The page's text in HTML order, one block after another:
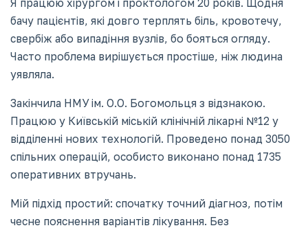
Я працюю хірургом і проктологом 20 років. Щодня
бачу пацієнтів, які довго терплять біль, кровотечу,
свербіж або випадіння вузлів, бо бояться огляду.
Часто проблема вирішується простіше, ніж людина
уявляла.
Закінчила НМУ ім. О.О. Богомольця з відзнакою.
Працюю у Київській міській клінічній лікарні №12 у
відділенні нових технологій. Проведено понад 3050
спільних операцій, особисто виконано понад 1735
оперативних втручань.
Мій підхід простий: спочатку точний діагноз, потім
чесне пояснення варіантів лікування. Без